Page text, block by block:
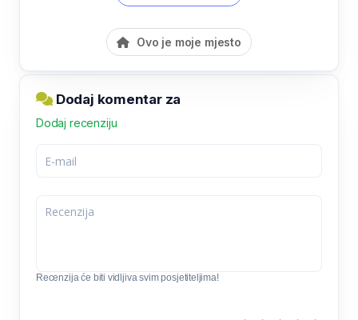
Ovo je moje mjesto
Dodaj komentar za
Dodaj recenziju
Recenzija će biti vidljiva svim posjetiteljima!